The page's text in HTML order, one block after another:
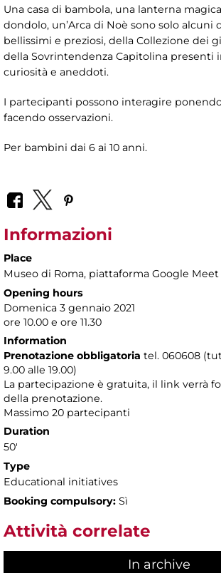
Una casa di bambola, una lanterna
dondolo, un’Arca di Noè sono solo alcuni
bellissimi e preziosi, della Collezione dei
della Sovrintendenza Capitolina presenti
curiosità e aneddoti.
I partecipanti possono interagire
facendo osservazioni.
Per bambini dai 6 ai 10 anni.
Informazioni
Place
Museo di Roma, piattaforma Google Meet
Opening hours
Domenica 3 gennaio 2021
ore 10.00 e ore 11.30
Information
Prenotazione obbligatoria tel. 060608
9.00 alle 19.00)
La partecipazione è gratuita, il link verrà
della prenotazione.
Massimo 20 partecipanti
Duration
50'
Type
Educational initiatives
Booking compulsory: Sì
Attività correlate
In archive